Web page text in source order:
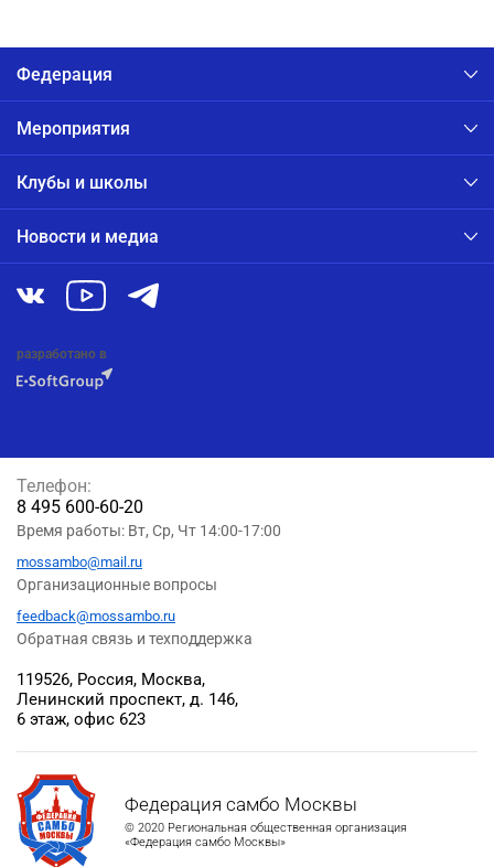
Федерация
Мероприятия
Клубы и школы
Новости и медиа
разработано в
Федерация самбо Москвы
© 2020 Региональная общественная организация
«Федерация самбо Москвы»
119526, Россия, Москва,
Ленинский проспект, д. 146,
6 этаж, офис 623
Телефон:
8 495 600-60-20
Время работы: Вт, Ср, Чт 14:00-17:00
mossambo@mail.ru
Организационные вопросы
feedback@mossambo.ru
Обратная связь и техподдержка